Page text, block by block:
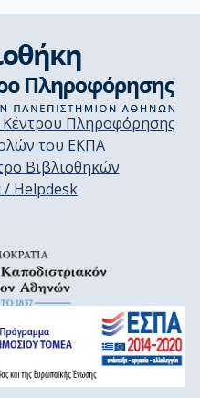
Κέντρου Πληροφόρησης
του ΕΚΠΑ
Βιβλιοθηκών
/ Helpdesk